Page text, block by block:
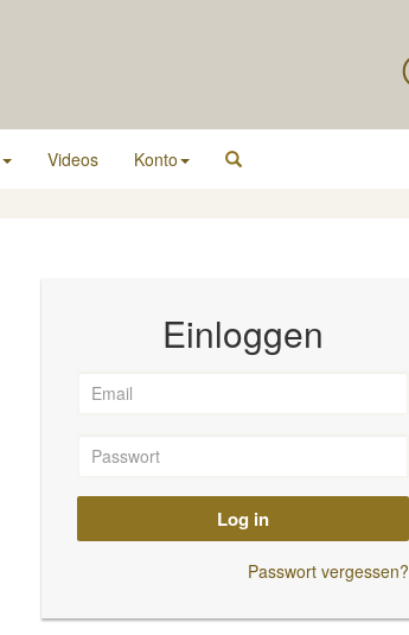
Videos Konto
Einloggen
Log in
Passwort vergessen?